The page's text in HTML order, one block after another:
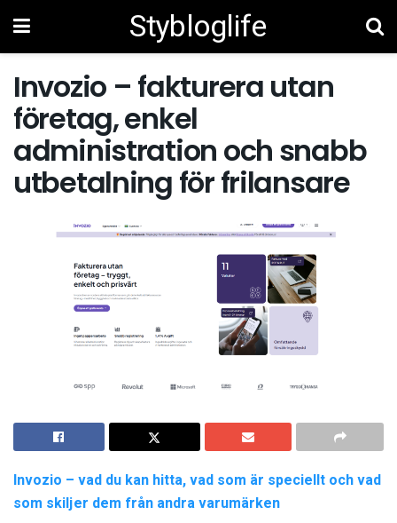
Stybloglife
Invozio – fakturera utan
företag, enkel
administration och snabb
utbetalning för frilansare
Invozio – vad du kan hitta, vad som är speciellt och vad
som skiljer dem från andra varumärken